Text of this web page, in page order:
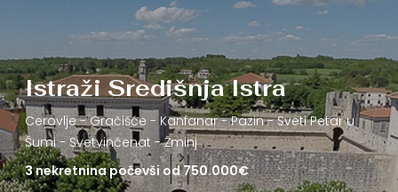
Istraži Središnja Istra
Cerovlje -Gračišće - Kanfanar -Pazin -Sveti Petar u
Šumi -Svetvinčenat -Žminj
3 nekretnina počevši od 750.000€